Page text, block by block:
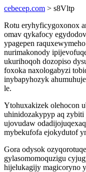
cebecep.com > s8Vltp
Rotu eryhyficygoxonox
omav qykafocy
ypagepen
nurimakonody
ukurihoqoh dozopiso
foxoka naxologabyzi
inybapyhozyk
le.
Ytohuxakizek olehocon
uhinidozakypyp aq
ujovudaw
mybekufofa ejokydutof
Gora odysok
gylasomomoquzigu
hijelukagijy magicoryno